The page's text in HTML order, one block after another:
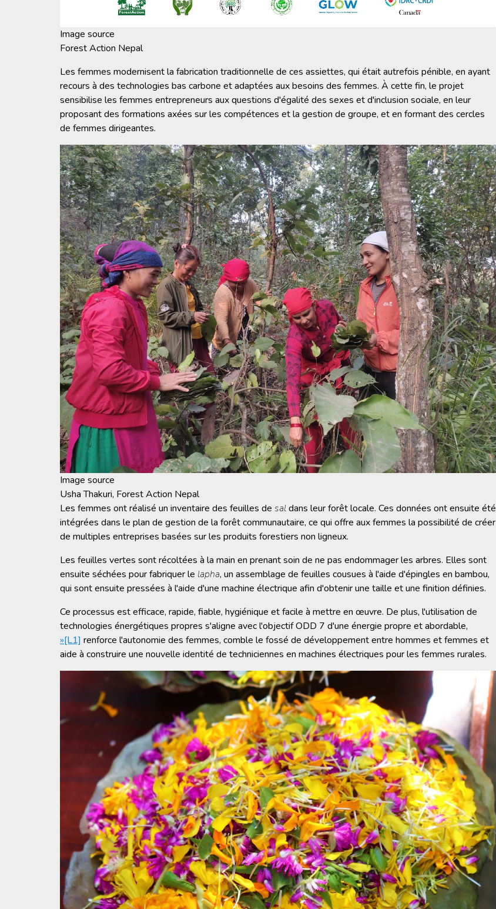
Image source
Forest Action Nepal
Les femmes modernisent la fabrication traditionnelle de ces assiettes, qui était autrefois pénible, en ayant
recours à des technologies bas carbone et adaptées aux besoins des femmes. À cette fin, le projet
sensibilise les femmes entrepreneurs aux questions d'égalité des sexes et d'inclusion sociale, en leur
proposant des formations axées sur les compétences et la gestion de groupe, et en formant des cercles
de femmes dirigeantes.
Image
Image source
Usha Thakuri, Forest Action Nepal
Les femmes ont réalisé un inventaire des feuilles de saldans leur forêt locale. Ces données ont ensuite été
intégrées dans le plan de gestion de la forêt communautaire, ce qui offre aux femmes la possibilité de créer
de multiples entreprises basées sur les produits forestiers non ligneux.
Les feuilles vertes sont récoltées à la main en prenant soin de ne pas endommager les arbres. Elles sont
ensuite séchées pour fabriquer le lapha, un assemblage de feuilles cousues à l'aide d'épingles en bambou,
qui sont ensuite pressées à l'aide d'une machine électrique afin d'obtenir une taille et une finition définies.
Ce processus est efficace, rapide, fiable, hygiénique et facile à mettre en œuvre. De plus, l'utilisation de
technologies énergétiques propres s'aligne avec l'objectif ODD 7 d'une énergie propre et abordable,
»[L1] renforce l'autonomie des femmes, comble le fossé de développement entre hommes et femmes et
aide à construire une nouvelle identité de techniciennes en machines électriques pour les femmes rurales.